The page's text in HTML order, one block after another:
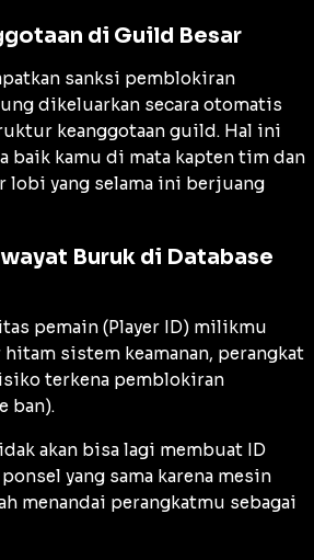
di Guild Besar
sanksi pemblokiran
dikeluarkan secara otomatis
keanggotaan guild. Hal ini
baik kamu di mata kapten tim dan
lobi yang selama ini berjuang
Buruk di Database
pemain (Player ID) milikmu
sistem keamanan, perangkat
terkena pemblokiran
ban).
akan bisa lagi membuat ID
yang sama karena mesin
menandai perangkatmu sebagai